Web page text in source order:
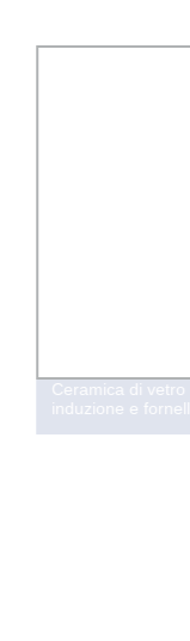
Ceramica di
induzione e fornelli